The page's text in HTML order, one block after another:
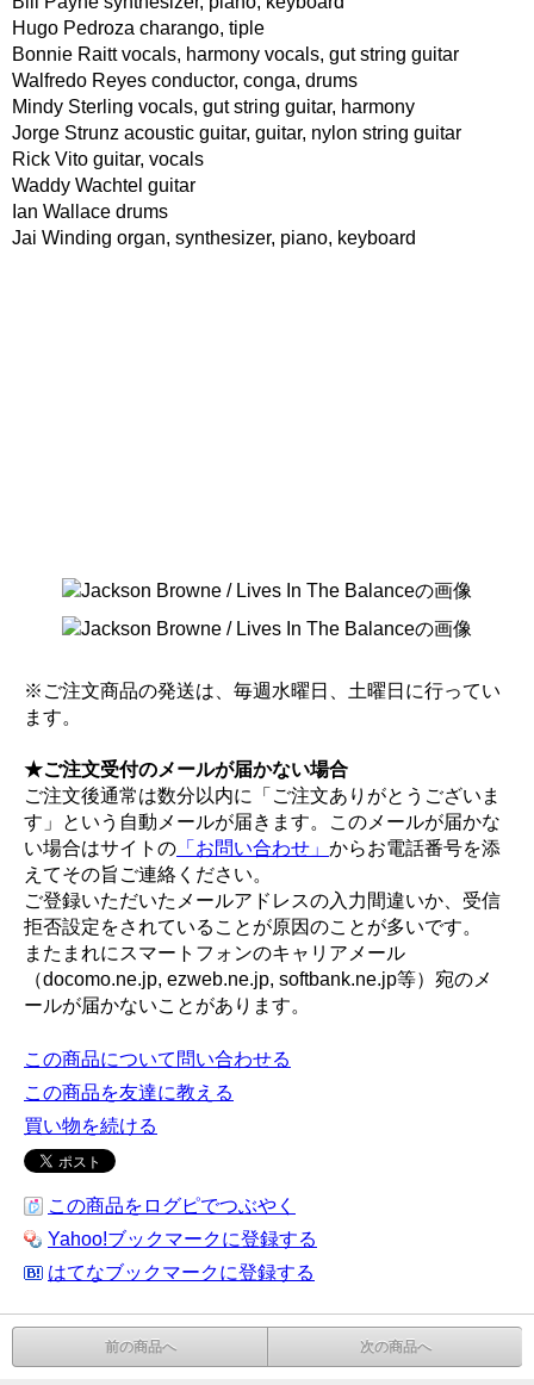
Hugo Pedroza charango, tiple
Bonnie Raitt vocals, harmony vocals, gut string guitar
Walfredo Reyes conductor, conga, drums
Mindy Sterling vocals, gut string guitar, harmony
Jorge Strunz acoustic guitar, guitar, nylon string guitar
Rick Vito guitar, vocals
Waddy Wachtel guitar
Ian Wallace drums
Jai Winding organ, synthesizer, piano, keyboard
※ご注文商品の発送は、毎週水曜日、土曜日に行ってい
ます。
★ご注文受付のメールが届かない場合
ご注文後通常は数分以内に「ご注文ありがとうございま
す」という自動メールが届きます。このメールが届かな
い場合はサイトの 「お問い合わせ」 からお電話番号を添
えてその旨ご連絡ください。
ご登録いただいたメールアドレスの入力間違いか、受信
拒否設定をされていることが原因のことが多いです。
またまれにスマートフォンのキャリアメール
（docomo.ne.jp, ezweb.ne.jp, softbank.ne.jp等）宛のメ
ールが届かないことがあります。
この商品について問い合わせる
この商品を友達に教える
買い物を続ける
この商品をログピでつぶやく
Yahoo!ブックマークに登録する
はてなブックマークに登録する
前の商品へ 次の商品へ